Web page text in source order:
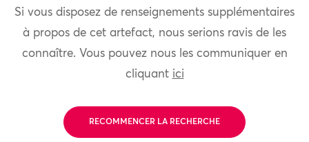
Si vous disposez de renseignements supplémentaires
à propos de cet artefact, nous serions ravis de les
connaître. Vous pouvez nous les communiquer en
cliquant ici
RECOMMENCER LA RECHERCHE